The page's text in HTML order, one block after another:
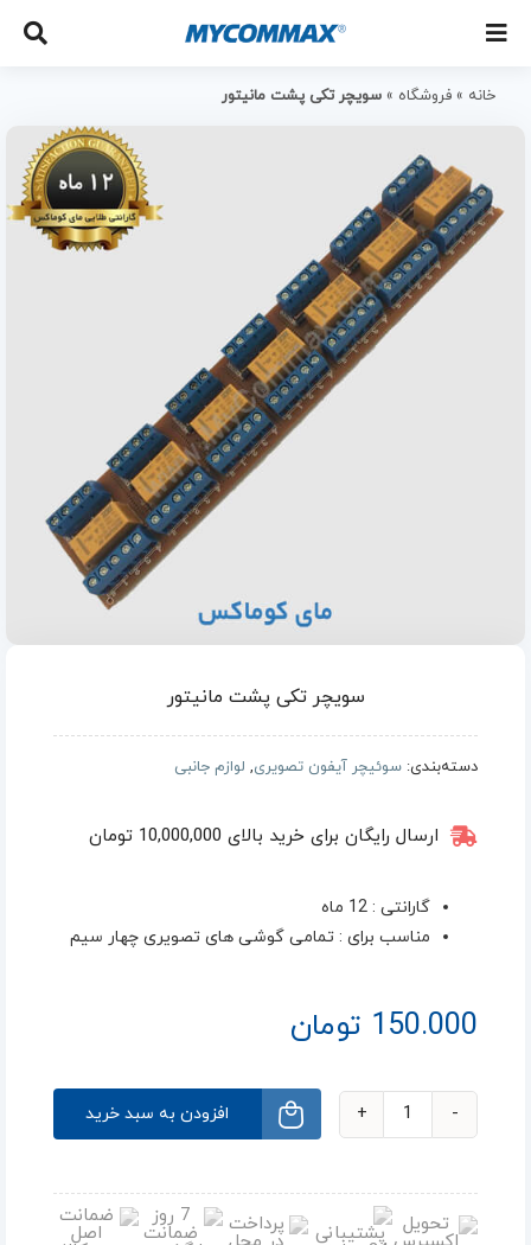
خانه » فروشگاه » سویچر تکی پشت مانیتور
سویچر تکی پشت مانیتور
دسته‌بندی: سوئیچر آیفون تصویری, لوازم جانبی
ارسال رایگان برای خرید بالای 10,000,000 تومان
گارانتی : 12 ماه
مناسب برای : تمامی گوشی های تصویری چهار سیم
150.000 تومان
افزودن به سبد خرید